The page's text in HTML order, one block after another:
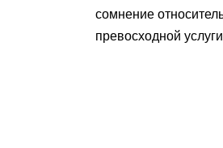
сомнение
превосходной